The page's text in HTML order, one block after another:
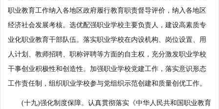
职业教育工作纳入各地区政府履行教育职责督导评价，纳入各地区
经济社会发展考核。选优配强职业学校主要负责人，建设高素质专
业化职业教育干部队伍。落实职业学校在内设机构、岗位设置、用
人计划、教师招聘、职称评聘等方面的自主权，充分激发职业学校
干事创业积极性和创造性。加强职业学校党建工作，落实意识形态
工作责任制，组织职业学校参与党组织示范创建和质量创优工作。
(十九)强化制度保障。认真贯彻落实《中华人民共和国职业教育